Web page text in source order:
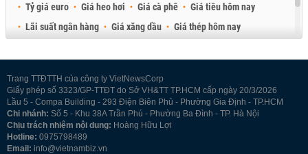
Tỷ giá euro
Giá heo hơi Giá cà phê
Giá tiêu hôm nay
Lãi suất ngân hàng
Giá xăng dầu
Giá thép hôm nay
Trang TTĐTTH của công ty VietNewsCorp
Giấy phép số 3323/GP-TTĐT do Sở VH&TT TP.HCM cấp ngày 20/3/2026
Lầu 5 - Compa Building - 293 Điện Biên Phủ - Phường Gia Định - TP.HCM
Chi nhánh: Số 5 - Khu 38A Trần Phú - Phường Ba Đình - TP. Hà Nội
Chịu trách nhiệm nội dung: Hoàng Hữu Lợi
Hotline: 0975798489
Email: info@vietnambiz.vn